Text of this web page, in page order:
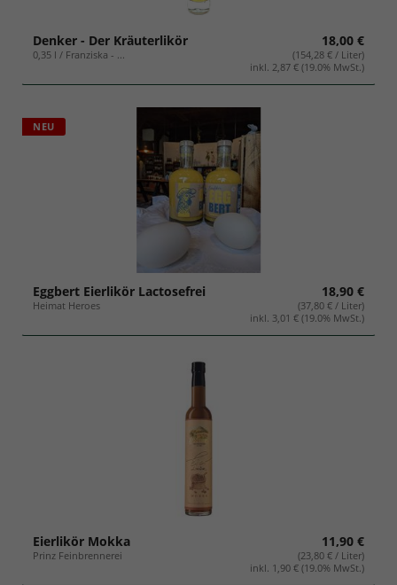
Denker - Der Kräuterlikör
0,35 l / Franziska - ...
18,00 €
(154,28 € / Liter)
inkl. 2,87 € (19.0% MwSt.)
NEU
Eggbert Eierlikör Lactosefrei
Heimat Heroes
18,90 €
(37,80 € / Liter)
inkl. 3,01 € (19.0% MwSt.)
Eierlikör Mokka
Prinz Feinbrennerei
11,90 €
(23,80 € / Liter)
inkl. 1,90 € (19.0% MwSt.)